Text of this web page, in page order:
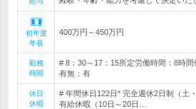
初年度
年収
400万円～450万円
勤務
時間
# 8：30～17：15所定労働時間：8時
有無：有
休日
休暇
# 年間休日122日* 完全週休2日制（土
有給休暇（10日～20日…